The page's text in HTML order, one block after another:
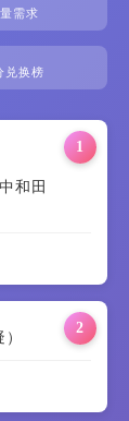
需求
兑换榜
1
和田
2